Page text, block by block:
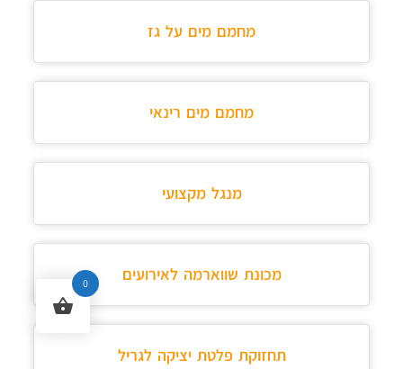
מחמם מים על גז
מחמם מים רינאי
מנגל מקצועי
מכונת שווארמה לאירועים
תחזוקת פלטת יציקה לגריל
0